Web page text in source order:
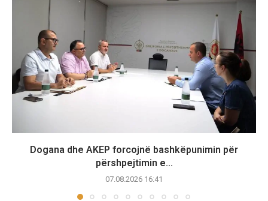
Dogana dhe AKEP forcojnë bashkëpunimin për
përshpejtimin e...
07.08.2026 16:41